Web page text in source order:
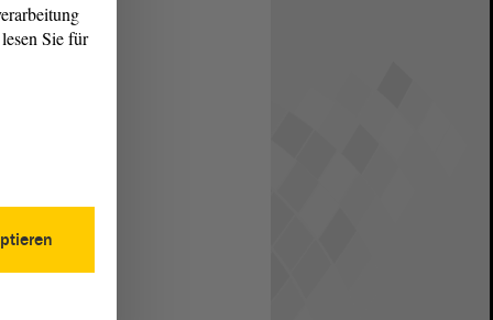
Sie für